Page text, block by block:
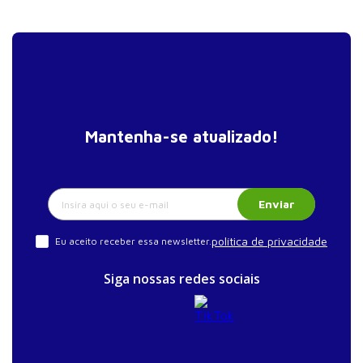
Mantenha-se atualizado!
Enviar
Eu aceito receber essa newsletter.política de privacidade
Siga nossas redes sociais